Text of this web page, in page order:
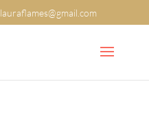
lauraflames@gmail.com